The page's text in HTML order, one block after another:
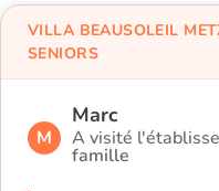
M
Marc
A visité
famille
VILLA BEAUSOLEIL
SENIORS